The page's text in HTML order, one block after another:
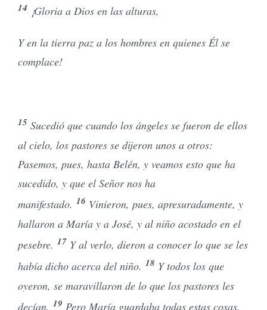
14 ¡Gloria a Dios en las alturas,
Y en la tierra paz a los hombres en quienes Él se
complace!
15 Sucedió que cuando los ángeles se fueron de ellos
al cielo, los pastores se dijeron unos a otros:
Pasemos, pues, hasta Belén, y veamos esto que ha
sucedido, y que el Señor nos ha
manifestado. 16 Vinieron, pues, apresuradamente, y
hallaron a María y a José, y al niño acostado en el
pesebre. 17 Y al verlo, dieron a conocer lo que se les
había dicho acerca del niño. 18 Y todos los que
oyeron, se maravillaron de lo que los pastores les
decían. 19 Pero María guardaba todas estas cosas,